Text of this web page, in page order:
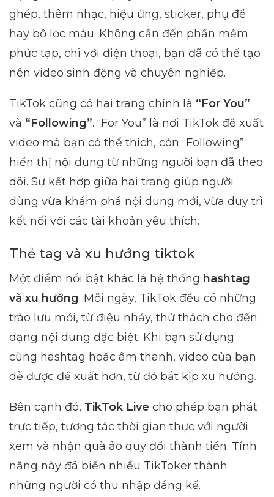
ghép, thêm nhạc, hiệu ứng, sticker, phụ đề
hay bộ lọc màu. Không cần đến phần mềm
phức tạp, chỉ với điện thoại, bạn đã có thể tạo
nên video sinh động và chuyên nghiệp.
TikTok cũng có hai trang chính là “For You”
và “Following”. “For You” là nơi TikTok đề xuất
video mà bạn có thể thích, còn “Following”
hiển thị nội dung từ những người bạn đã theo
dõi. Sự kết hợp giữa hai trang giúp người
dùng vừa khám phá nội dung mới, vừa duy trì
kết nối với các tài khoản yêu thích.
Thẻ tag và xu hướng tiktok
Một điểm nổi bật khác là hệ thống hashtag
và xu hướng. Mỗi ngày, TikTok đều có những
trào lưu mới, từ điệu nhảy, thử thách cho đến
dạng nội dung đặc biệt. Khi bạn sử dụng
cùng hashtag hoặc âm thanh, video của bạn
dễ được đề xuất hơn, từ đó bắt kịp xu hướng.
Bên cạnh đó, TikTok Live cho phép bạn phát
trực tiếp, tương tác thời gian thực với người
xem và nhận quà ảo quy đổi thành tiền. Tính
năng này đã biến nhiều TikToker thành
những người có thu nhập đáng kể.